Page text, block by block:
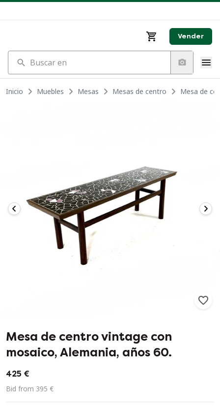
Vender
Buscar en
Inicio Muebles Mesas Mesas de centro Mesa de
Mesa de centro vintage con
mosaico, Alemania, años 60.
425 €
Bid from 395 €